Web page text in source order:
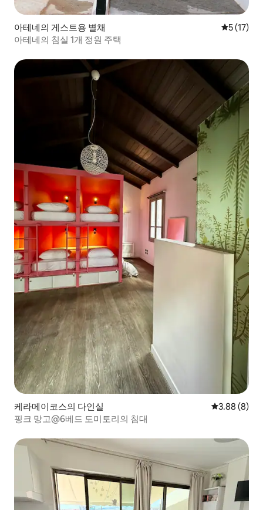
아테네의 게스트용 별채 평점 5점
5 (17)
아테네의 침실 1개 정원 주택
케라메이코스의 다인실 평점 3.88점
3.88 (8)
핑크 망고@6베드 도미토리의 침대